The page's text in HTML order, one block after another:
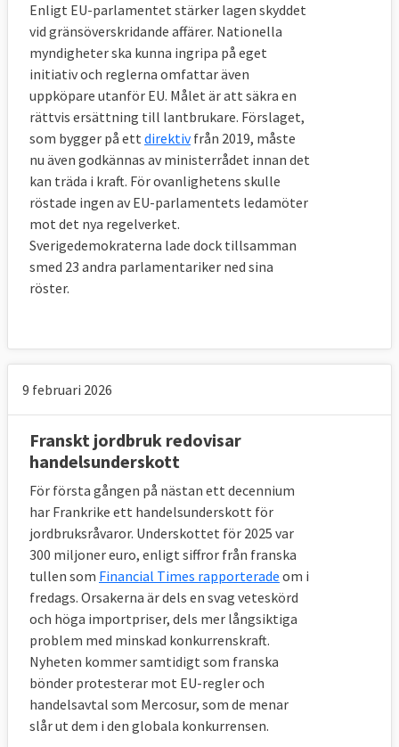
Enligt EU-parlamentet stärker lagen skyddet
vid gränsöverskridande affärer. Nationella
myndigheter ska kunna ingripa på eget
initiativ och reglerna omfattar även
uppköpare utanför EU. Målet är att säkra en
rättvis ersättning till lantbrukare. Förslaget,
som bygger på ett direktivfrån 2019, måste
nu även godkännas av ministerrådet innan det
kan träda i kraft. För ovanlighetens skulle
röstade ingen av EU-parlamentets ledamöter
mot det nya regelverket.
Sverigedemokraterna lade dock tillsamman
smed 23 andra parlamentariker ned sina
röster.
9 februari 2026
Franskt jordbruk redovisar
handelsunderskott
För första gången på nästan ett decennium
har Frankrike ett handelsunderskott för
jordbruksråvaror. Underskottet för 2025 var
300 miljoner euro, enligt siffror från franska
tullen som Financial Times rapporterade om i
fredags. Orsakerna är dels en svag veteskörd
och höga importpriser, dels mer långsiktiga
problem med minskad konkurrenskraft.
Nyheten kommer samtidigt som franska
bönder protesterar mot EU-regler och
handelsavtal som Mercosur, som de menar
slår ut dem i den globala konkurrensen.